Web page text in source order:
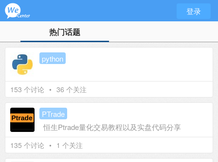
登录
热门话题
python
153 个讨论 • 36 个关注
PTrade
恒生Ptrade量化交易教程以及实盘代码分享
135 个讨论 • 1 个关注